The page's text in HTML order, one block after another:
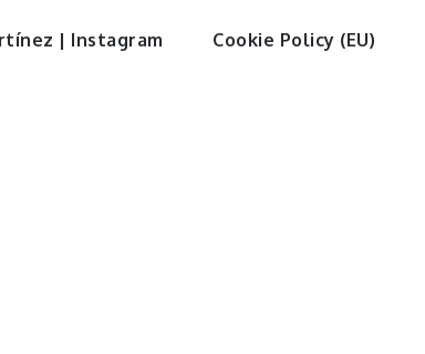
| Instagram Cookie Policy (EU)